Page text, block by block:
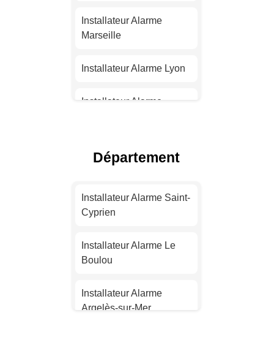
Installateur Alarme
Marseille
Installateur Alarme Lyon
Installateur Alarme
Installateur Alarme Nice
Nantes
Strasbourg
Montpellier
Département
Installateur Alarme Saint-
Cyprien
Installateur Alarme Le
Boulou
Installateur Alarme
Argelès-sur-Mer